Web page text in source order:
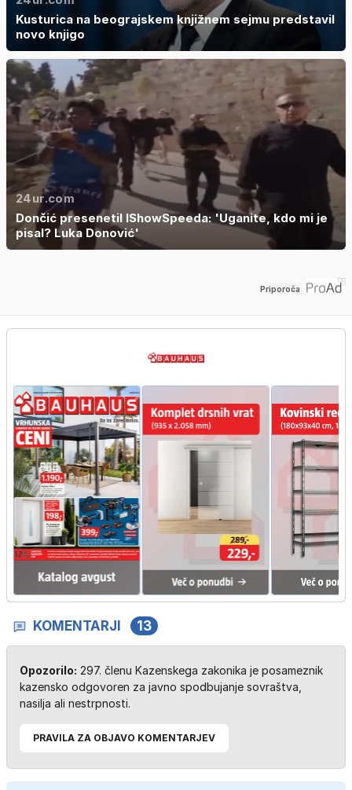
Kusturica na beograjskem knjižnem sejmu predstavil
novo knjigo
24ur.com
Dončić presenetil IShowSpeeda: 'Uganite, kdo mi je
pisal? Luka Donović'
Priporoča
KOMENTARJI 13
Opozorilo: 297. členu Kazenskega zakonika je posameznik
kazensko odgovoren za javno spodbujanje sovraštva,
nasilja ali nestrpnosti.
PRAVILA ZA OBJAVO KOMENTARJEV